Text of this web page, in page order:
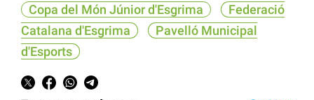
Copa del Món Júnior d'Esgrima
Federació
Catalana d'Esgrima
Pavelló Municipal
d'Esports